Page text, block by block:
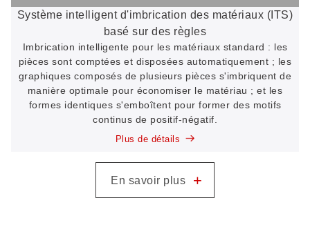
Système intelligent d'imbrication des matériaux (ITS)
basé sur des règles
Imbrication intelligente pour les matériaux standard : les
pièces sont comptées et disposées automatiquement ; les
graphiques composés de plusieurs pièces s'imbriquent de
manière optimale pour économiser le matériau ; et les
formes identiques s'emboîtent pour former des motifs
continus de positif-négatif.
Plus de détails
En savoir plus +